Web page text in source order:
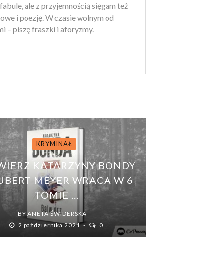
ale z przyjemnością sięgam też
i poezję. W czasie wolnym od
– piszę fraszki i aforyzmy.
KRYMINAŁ
KATARZYNY BONDY
MEYER WRACA W 6
TOMIE ...
BYANETA ŚWIDERSKA
2 października 2021
0